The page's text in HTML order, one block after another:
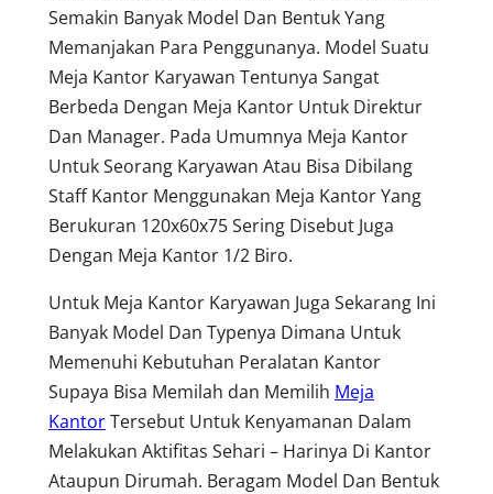
Semakin Banyak Model Dan Bentuk Yang
Memanjakan Para Penggunanya. Model Suatu
Meja Kantor Karyawan Tentunya Sangat
Berbeda Dengan Meja Kantor Untuk Direktur
Dan Manager. Pada Umumnya Meja Kantor
Untuk Seorang Karyawan Atau Bisa Dibilang
Staff Kantor Menggunakan Meja Kantor Yang
Berukuran 120x60x75 Sering Disebut Juga
Dengan Meja Kantor 1/2 Biro.
Untuk Meja Kantor Karyawan Juga Sekarang Ini
Banyak Model Dan Typenya Dimana Untuk
Memenuhi Kebutuhan Peralatan Kantor
Supaya Bisa Memilah dan Memilih Meja
KantorTersebut Untuk Kenyamanan Dalam
Melakukan Aktifitas Sehari – Harinya Di Kantor
Ataupun Dirumah. Beragam Model Dan Bentuk